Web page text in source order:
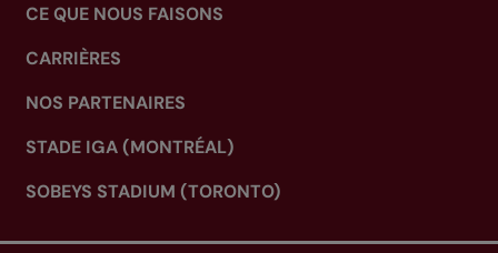
CE QUE NOUS FAISONS
CARRIÈRES
NOS PARTENAIRES
STADE IGA (MONTRÉAL)
SOBEYS STADIUM (TORONTO)